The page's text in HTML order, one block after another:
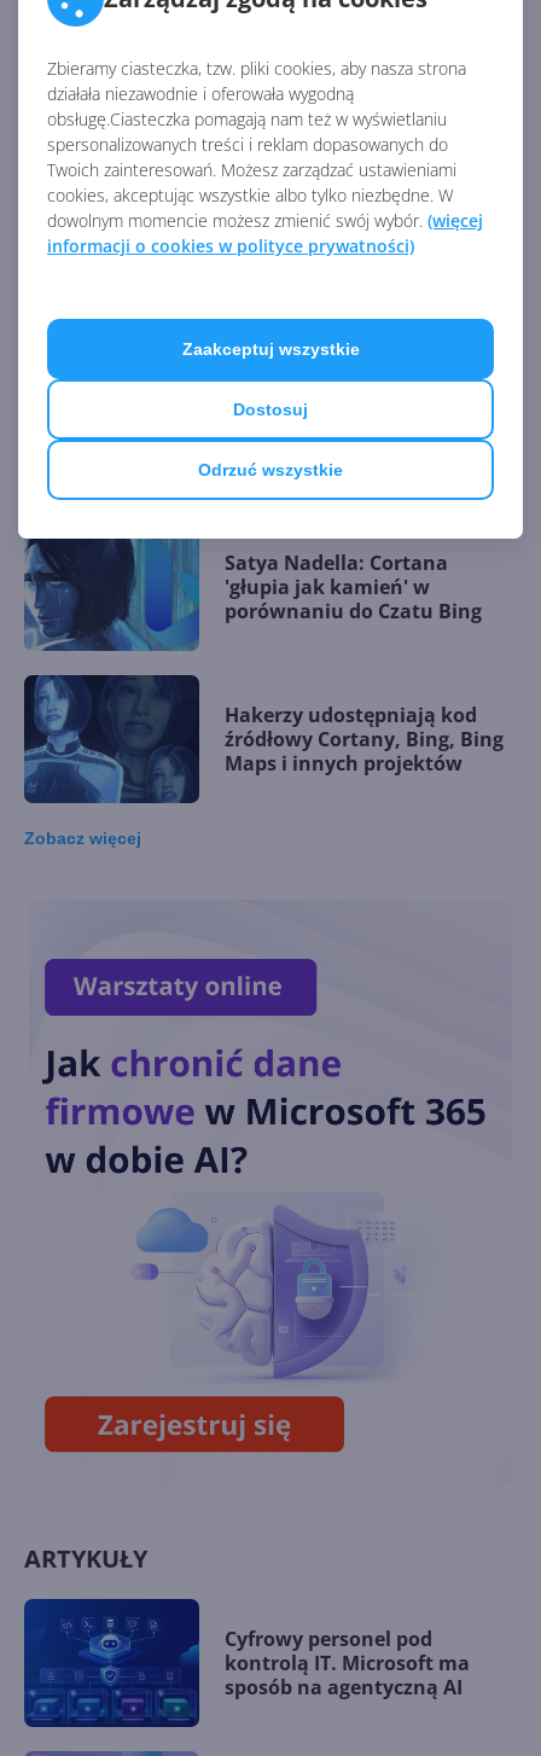
Zbieramy ciasteczka, tzw. pliki cookies, aby nasza strona
działała niezawodnie i oferowała wygodną
obsługę.Ciasteczka pomagają nam też w wyświetlaniu
spersonalizowanych treści i reklam dopasowanych do
Twoich zainteresowań. Możesz zarządzać ustawieniami
cookies, akceptując wszystkie albo tylko niezbędne. W
dowolnym momencie możesz zmienić swój wybór. (więcej
informacji o cookies w polityce prywatności)
Odrzuć wszystkie
Dostosuj
Zaakceptuj wszystkie
https://www.pcmag.com/news/microsoft-axed-
cortana-alexa-integration-and-no-one-noticed
AKTUALNOŚCI Z KATEGORII CORTANA
Cortana zniknie z Windows
Satya Nadella: Cortana
'głupia jak kamień' w
porównaniu do Czatu Bing
Hakerzy udostępniają kod
źródłowy Cortany, Bing, Bing
Maps i innych projektów
Cortana i Alexa utraciły
integrację. Nikt nawet nie
zauważył
Cortana w nowej usłudze
Scheduler for Microsoft 365
Cortana traci funkcjonalność
i wsparcie dla głośników oraz
innych urządzeń
Zobacz więcej
ARTYKUŁY
Cyfrowy personel pod
kontrolą IT. Microsoft ma
sposób na agentyczną AI